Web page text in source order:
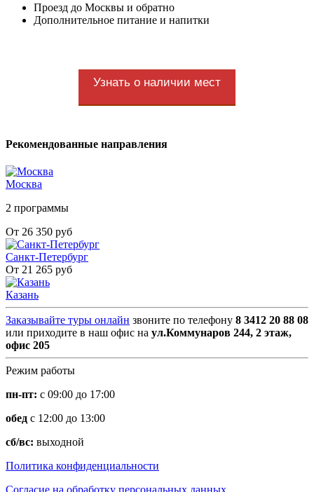
Проезд до Москвы и обратно
Дополнительное питание и напитки
Узнать о наличии мест
Рекомендованные направления
Москва
2 программы
От 26 350 руб
Санкт-Петербург
От 21 265 руб
Казань
Заказывайте туры онлайн звоните по телефону 8 3412 20 88 08
или приходите в наш офис на ул.Коммунаров 244, 2 этаж,
офис 205
Режим работы
пн-пт: с 09:00 до 17:00
обед с 12:00 до 13:00
сб/вс: выходной
Политика конфиденциальности